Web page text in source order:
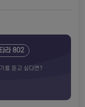
타라 802
를 듣고 싶다면?